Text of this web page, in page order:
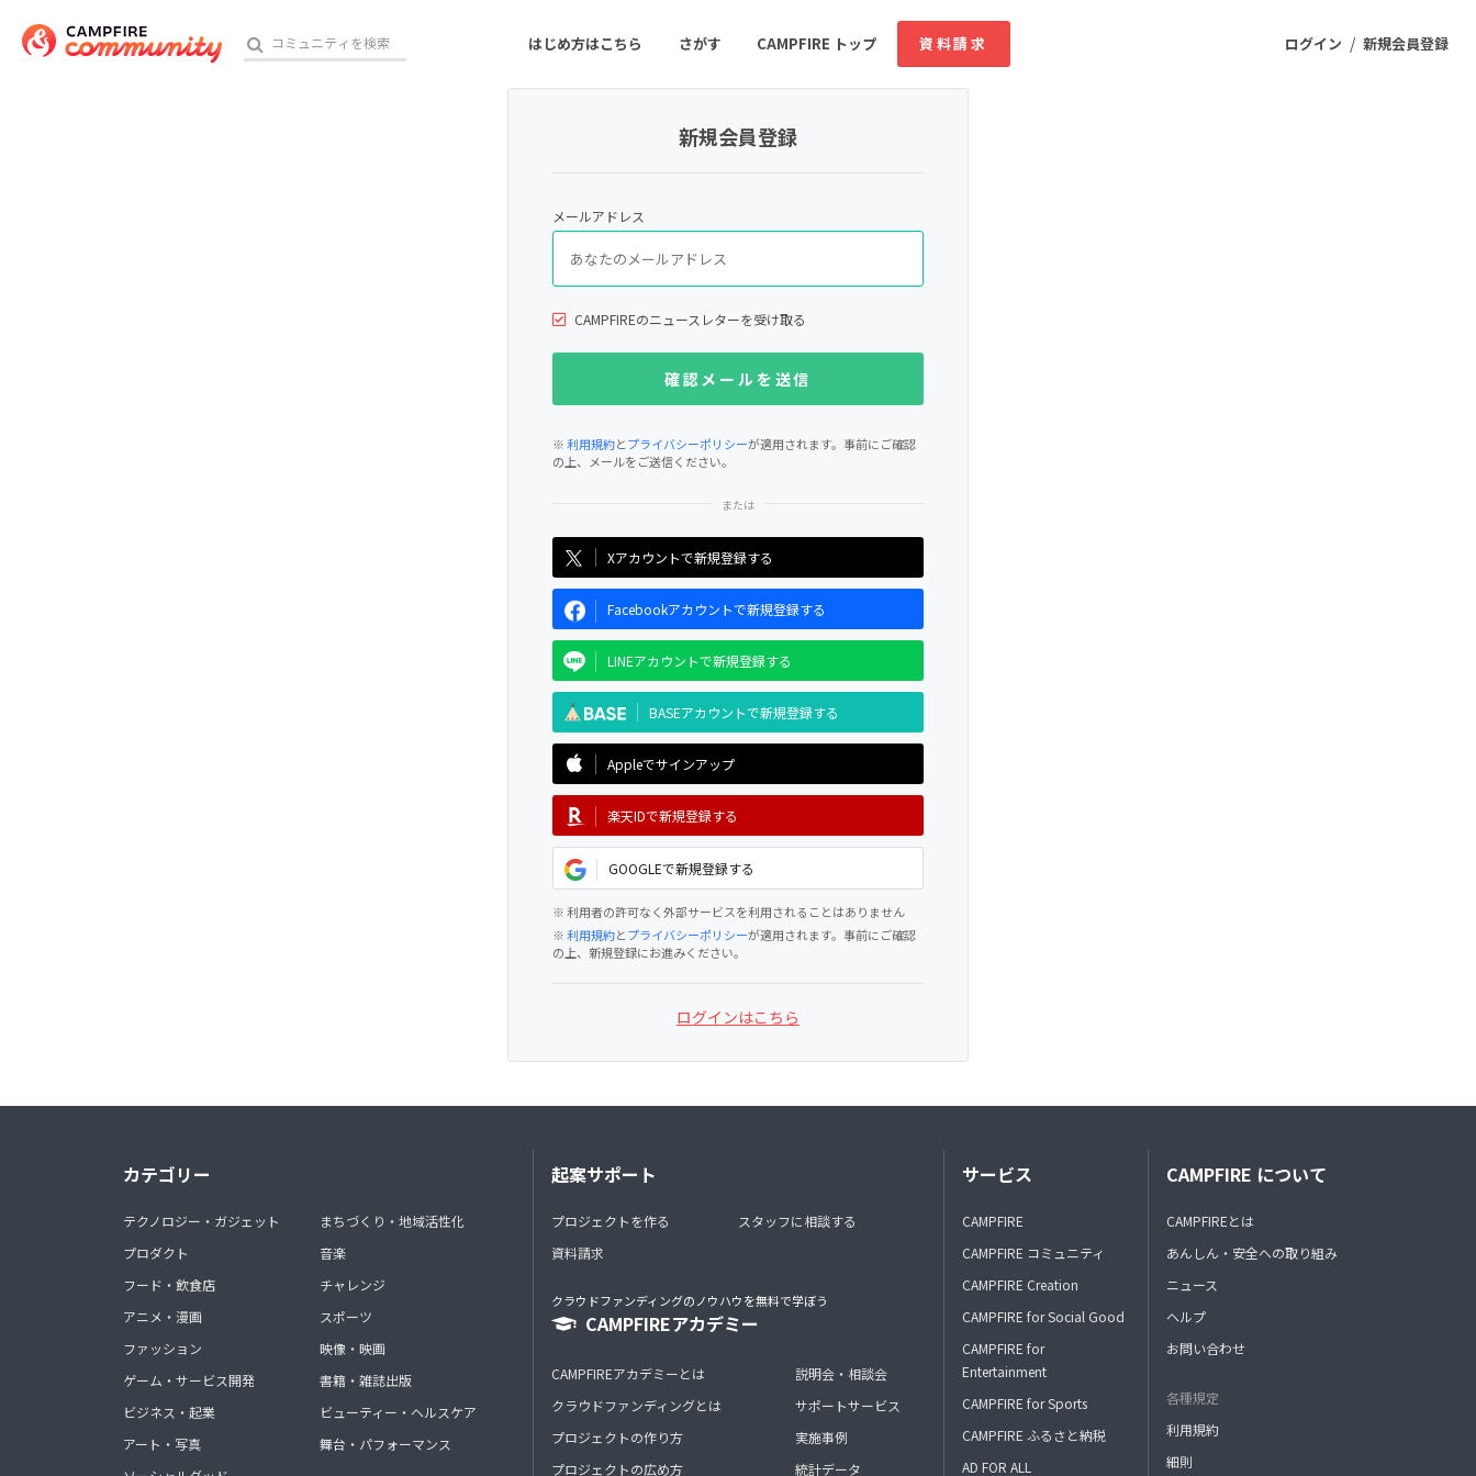
ログイン / 新規会員登録
はじめ方はこちら さがす CAMPFIRE トップ 資料請求
ゲーム・サービス開発
書籍・雑誌出版 アニメ・漫画
ソーシャルグッド ビューティー・ヘルスケア
新規会員登録
メールアドレス
CAMPFIREのニュースレターを受け取る
※利用規約とプライバシーポリシーが適用されます。事前にご確認
の上、メールをご送信ください。
Xアカウントで新規登録する
Facebookアカウントで新規登録する
LINEアカウントで新規登録する
BASEアカウントで新規登録する
Appleでサインアップ
楽天IDで新規登録する
GOOGLEで新規登録する
※ 利用者の許可なく外部サービスを利用されることはありません
※利用規約とプライバシーポリシーが適用されます。事前にご確認
の上、新規登録にお進みください。
ログインはこちら
カテゴリー
テクノロジー・ガジェット
プロダクト
フード・飲食店
アニメ・漫画
ファッション
ゲーム・サービス開発
ビジネス・起業
アート・写真
まちづくり・地域活性化
音楽
チャレンジ
スポーツ
映像・映画
書籍・雑誌出版
ビューティー・ヘルスケア
舞台・パフォーマンス
起案サポート
プロジェクトを作る
資料請求
スタッフに相談する
クラウドファンディングのノウハウを無料で学ぼう
CAMPFIREアカデミー
CAMPFIREアカデミーとは
クラウドファンディングとは
プロジェクトの作り方
プロジェクトの広め方
説明会・相談会
サポートサービス
実施事例
統計データ
サービス
CAMPFIRE
CAMPFIRE コミュニティ
CAMPFIRE Creation
CAMPFIRE for Social Good
CAMPFIRE for
Entertainment
CAMPFIRE for Sports
CAMPFIRE ふるさと納税
AD FOR ALL
CAMPFIRE について
CAMPFIREとは
あんしん・安全への取り組み
ニュース
ヘルプ
お問い合わせ
各種規定
利用規約
細則